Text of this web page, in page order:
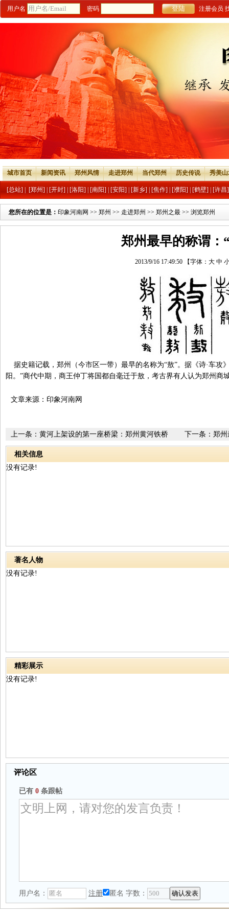
用户名 密码 注册会员
城市首页 新闻资讯 郑州风情 走进郑州 当代郑州 历史传说 秀美
[总站] [郑州] [开封] [洛阳] [南阳] [安阳] [新乡] [焦作] [濮阳] [鹤壁] [许昌]
您所在的位置是： 印象河南网 >> 郑州 >> 走进郑州 >> 郑州之最 >> 浏览郑州
郑州最早的称谓：
2013/9/16 17:49:50 【字体： 大 中
据史籍记载，郑州（今市区一带）最早的名称为“敖”。据《诗·车攻
阳。”商代中期，商王仲丁将国都自毫迁于敖，考古界有人认为郑州商
文章来源：印象河南网
下一条： 郑州
上一条： 黄河上架设的第一座桥梁：郑州黄河铁桥
相关信息
没有记录!
著名人物
没有记录!
精彩展示
没有记录!
评论区
已有 0 条跟帖
用户名： 注册 匿名 字数：